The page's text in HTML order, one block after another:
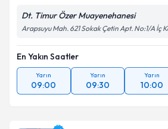
Dt. Timur Özer Muayenehanesi
Arapsuyu Mah. 621 Sokak Çetin Apt. No:1/A İç
En Yakın Saatler
Yarın
09:00
Yarın
09:30
Yarın
10:00